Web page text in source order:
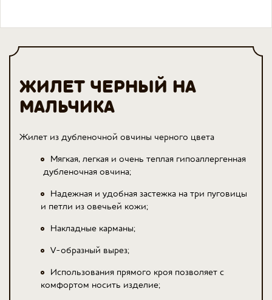
ЖИЛЕТ ЧЕРНЫЙ НА
МАЛЬЧИКА
Жилет из дубленочной овчины черного цвета
Мягкая, легкая и очень теплая гипоаллергенная
дубленочная овчина;
Надежная и удобная застежка на три пуговицы
и петли из овечьей кожи;
Накладные карманы;
V-образный вырез;
Использования прямого кроя позволяет с
комфортом носить изделие;